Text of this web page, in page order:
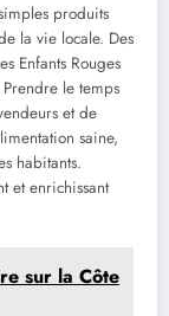
produits
la vie locale. Des
Enfants Rouges
le temps
et de
saine,
habitants.
et enrichissant
sur la Côte